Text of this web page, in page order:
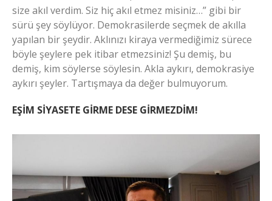
size akıl verdim. Siz hiç akıl etmez misiniz…” gibi bir
sürü şey söylüyor. Demokrasilerde seçmek de akılla
yapılan bir şeydir. Aklınızı kiraya vermediğimiz sürece
böyle şeylere pek itibar etmezsiniz! Şu demiş, bu
demiş, kim söylerse söylesin. Akla aykırı, demokrasiye
aykırı şeyler. Tartışmaya da değer bulmuyorum.
EŞİM SİYASETE GİRME DESE GİRMEZDİM!